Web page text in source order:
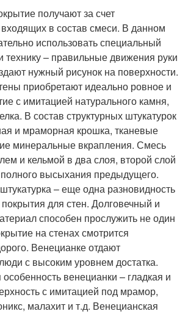
получают за счет
в состав смеси. В данном
использовать специальный
технику – правильные движения руки
нужный рисунок на поверхности.
приобретают идеально ровное и
с имитацией натурального камня,
В состав структурных штукатурок
и мраморная крошка, тканевые
минеральные вкрапления. Смесь
и кельмой в два слоя, второй слой
высыхания предыдущего.
– еще одна разновидность
для стен. Долговечный и
способен прослужить не один
на стенах смотрится
Венецианке отдают
с высоким уровнем достатка.
венецианки – гладкая и
с имитацией под мрамор,
малахит и т.д. Венецианская